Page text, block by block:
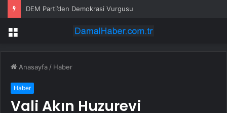
DEM Parti’den Demokrasi Vurgusu
Menü
Anasayfa / Haber
Haber
Vali Akın Huzurevi